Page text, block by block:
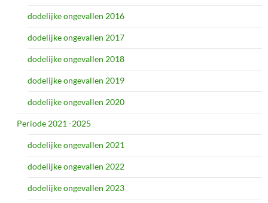
dodelijke ongevallen 2016
dodelijke ongevallen 2017
dodelijke ongevallen 2018
dodelijke ongevallen 2019
dodelijke ongevallen 2020
Periode 2021 -2025
dodelijke ongevallen 2021
dodelijke ongevallen 2022
dodelijke ongevallen 2023